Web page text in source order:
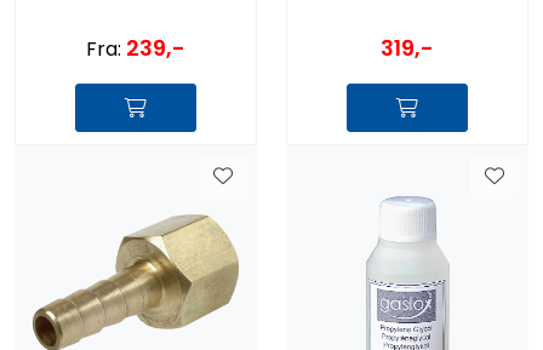
Fra: 239,- 319,-